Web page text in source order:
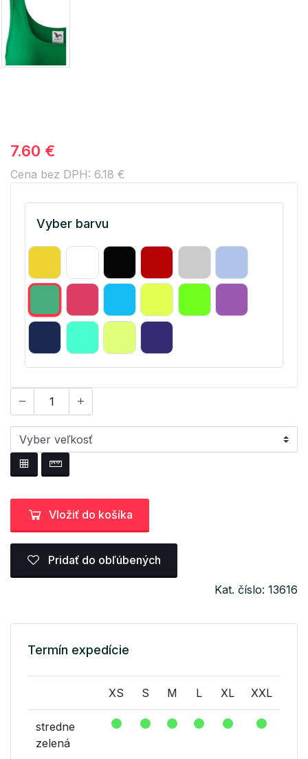
7.60 €
Cena bez DPH: 6.18 €
Vyber barvu
Vložiť do košíka
Pridať do obľúbených
Kat. číslo: 13616
Termín expedície
XS S M L XL XXL
stredne
zelená